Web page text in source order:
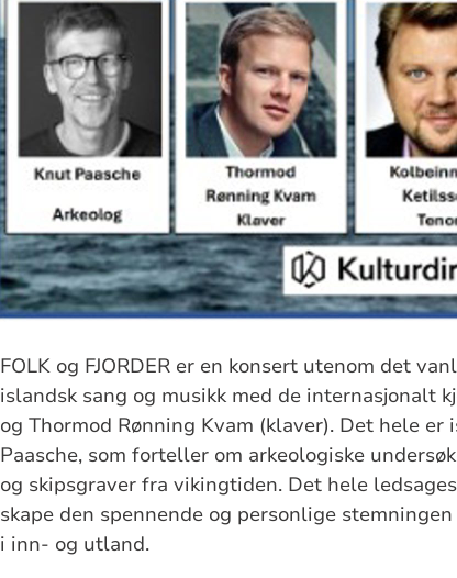
FOLK og FJORDER er en konsert utenom det
islandsk sang og musikk med de internasjonalt
og Thormod Rønning Kvam (klaver). Det hele
Paasche, som forteller om arkeologiske
og skipsgraver fra vikingtiden. Det hele
skape den spennende og personlige
i inn- og utland.